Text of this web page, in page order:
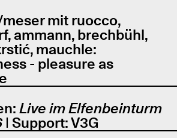
mit ruocco,
ammann, brechbühl,
mauchle:
- pleasure as
Live im Elfenbeinturm
| Support: V3G